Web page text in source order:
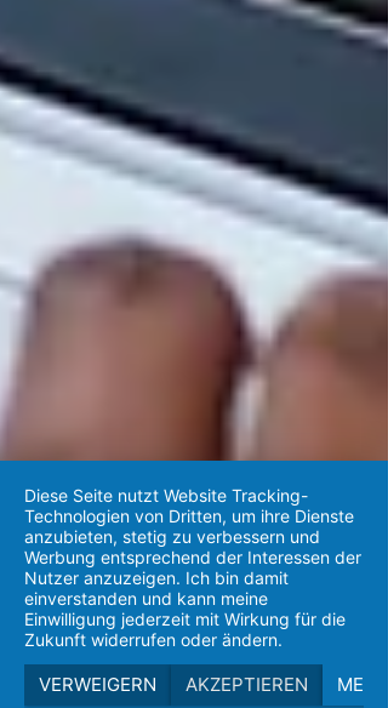
Diese Seite nutzt Website Tracking-
Technologien von Dritten, um ihre Dienste
anzubieten, stetig zu verbessern und
Werbung entsprechend der Interessen der
Nutzer anzuzeigen. Ich bin damit
einverstanden und kann meine
Einwilligung jederzeit mit Wirkung für die
Zukunft widerrufen oder ändern.
VERWEIGERN AKZEPTIEREN MEHR